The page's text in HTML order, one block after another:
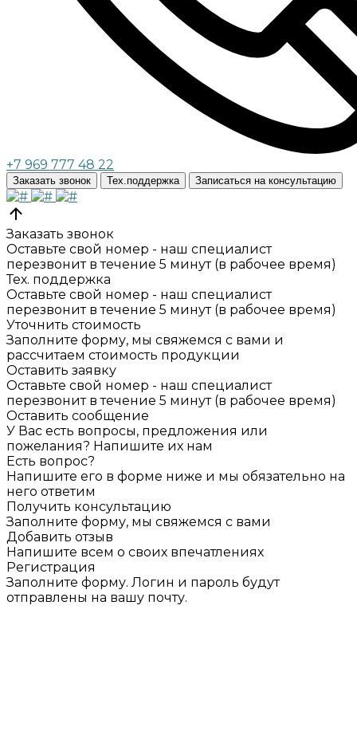
+7 969 777 48 22
Заказать звонок Тех.поддержка Записаться на консультацию
Заказать звонок
Оставьте свой номер - наш специалист
перезвонит в течение 5 минут (в рабочее время)
Тех. поддержка
Оставьте свой номер - наш специалист
перезвонит в течение 5 минут (в рабочее время)
Уточнить стоимость
Заполните форму, мы свяжемся с вами и
рассчитаем стоимость продукции
Оставить заявку
Оставьте свой номер - наш специалист
перезвонит в течение 5 минут (в рабочее время)
Оставить сообщение
У Вас есть вопросы, предложения или
пожелания? Напишите их нам
Есть вопрос?
Напишите его в форме ниже и мы обязательно на
него ответим
Получить консультацию
Заполните форму, мы свяжемся с вами
Добавить отзыв
Напишите всем о своих впечатлениях
Регистрация
Заполните форму. Логин и пароль будут
отправлены на вашу почту.